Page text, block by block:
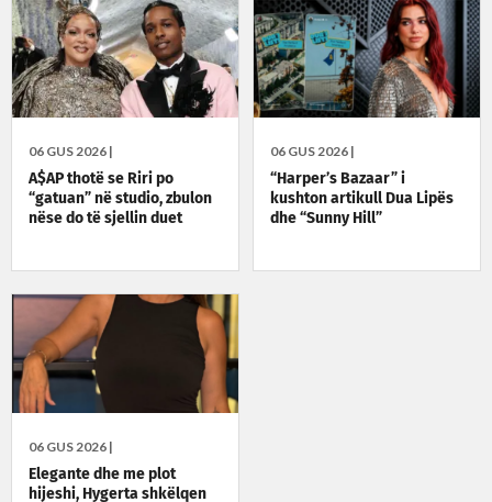
06 GUS 2026 |
A$AP thotë se Riri po
“gatuan” në studio, zbulon
nëse do të sjellin duet
06 GUS 2026 |
“Harper’s Bazaar” i
kushton artikull Dua Lipës
dhe “Sunny Hill”
06 GUS 2026 |
Elegante dhe me plot
hijeshi, Hygerta shkëlqen